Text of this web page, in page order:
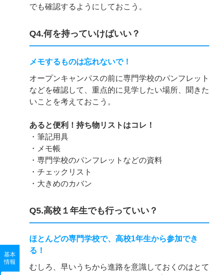
基本
情報
でも確認するようにしておこう。
Q4.何を持っていけばいい？
メモするものは忘れないで！
オープンキャンパスの前に専門学校のパンフレット
などを確認して、重点的に見学したい場所、聞きた
いことを考えておこう。
あると便利！持ち物リストはコレ！
・筆記用具
・メモ帳
・専門学校のパンフレットなどの資料
・チェックリスト
・大きめのカバン
Q5.高校１年生でも行っていい？
ほとんどの専門学校で、高校1年生から参加でき
る！
むしろ、早いうちから進路を意識しておくのはとて